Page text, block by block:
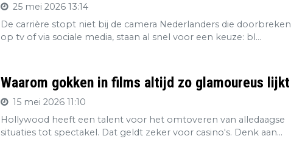
25 mei 2026 13:14
De carrière stopt niet bij de camera Nederlanders die doorbreken
op tv of via sociale media, staan al snel voor een keuze: bl...
Waarom gokken in films altijd zo glamoureus lijkt
15 mei 2026 11:10
Hollywood heeft een talent voor het omtoveren van alledaagse
situaties tot spectakel. Dat geldt zeker voor casino's. Denk aan...